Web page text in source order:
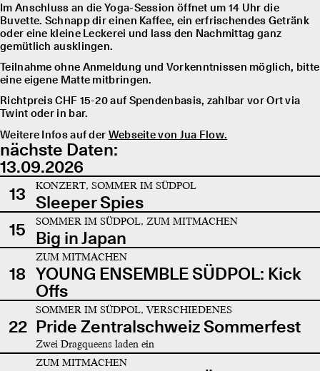
Im Anschluss an die Yoga-Session öffnet um 14 Uhr die
Buvette. Schnapp dir einen Kaffee, ein erfrischendes Getränk
oder eine kleine Leckerei und lass den Nachmittag ganz
gemütlich ausklingen.
Teilnahme ohne Anmeldung und Vorkenntnissen möglich, bitte
eine eigene Matte mitbringen.
Richtpreis CHF 15-20 auf Spendenbasis, zahlbar vor Ort via
Twint oder in bar.
Weitere Infos auf der Webseite von Jua Flow.
nächste Daten:
13.09.2026
13
KONZERT, SOMMER IM SÜDPOL
Sleeper Spies
15
SOMMER IM SÜDPOL, ZUM MITMACHEN
Big in Japan
18
ZUM MITMACHEN
YOUNG ENSEMBLE SÜDPOL: Kick
Offs
22
SOMMER IM SÜDPOL, VERSCHIEDENES
Pride Zentralschweiz Sommerfest
Zwei Dragqueens laden ein
ZUM MITMACHEN